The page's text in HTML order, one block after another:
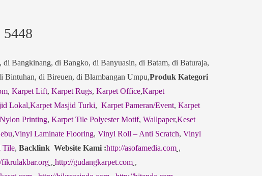
Bangkinang, di Bangko, di Banyuasin, di Batam, di Baturaja,
di Bireuen, di Blambangan Umpu,Produk Kategori
, Karpet Lift, Karpet Rugs, Karpet Office,Karpet
Lokal,Karpet Masjid Turki, Karpet Pameran/Event, Karpet
Printing, Karpet Tile Polyester Motif, Wallpaper,Keset
,Vinyl Laminate Flooring, Vinyl Roll – Anti Scratch, Vinyl
Tile, Backlink Website Kami :http://asofamedia.com,
fikrulakbar.org, http://gudangkarpet.com,